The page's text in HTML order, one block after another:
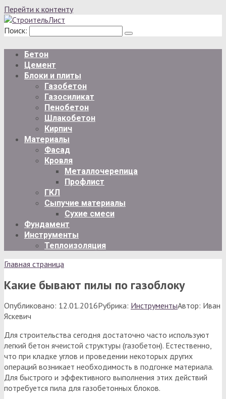
Перейти к контенту
Поиск:
Бетон
Цемент
Блоки и плиты
Газобетон
Газосиликат
Пенобетон
Шлакобетон
Кирпич
Материалы
Фасад
Кровля
Металлочерепица
Профлист
ГКЛ
Сыпучие материалы
Сухие смеси
Фундамент
Инструменты
Теплоизоляция
Главная страница
Какие бывают пилы по газоблоку
Опубликовано: 12.01.2016Рубрика: ИнструментыАвтор: Иван
Яскевич
Для строительства сегодня достаточно часто используют
легкий бетон ячеистой структуры (газобетон). Естественно,
что при кладке углов и проведении некоторых других
операций возникает необходимость в подгонке материала.
Для быстрого и эффективного выполнения этих действий
потребуется пила для газобетонных блоков.